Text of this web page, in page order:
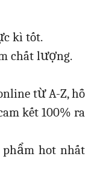
kì tốt.
chất lượng.
từ A-Z, hỗ
kết 100% ra
hot nhất